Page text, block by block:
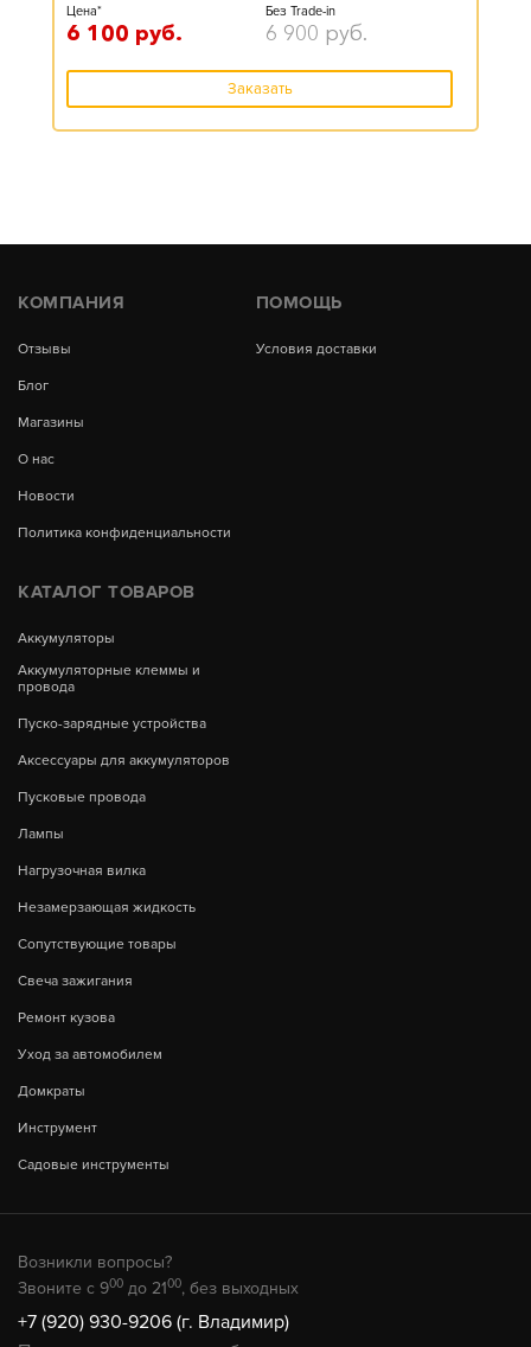
Цена*
6 100 руб.
Без Trade-in
6 900 руб.
Заказать
КОМПАНИЯ
Отзывы
Блог
Магазины
О нас
Новости
Политика конфиденциальности
ПОМОЩЬ
Условия доставки
КАТАЛОГ ТОВАРОВ
Аккумуляторы
Аккумуляторные клеммы и
провода
Пуско-зарядные устройства
Аксессуары для аккумуляторов
Пусковые провода
Лампы
Нагрузочная вилка
Незамерзающая жидкость
Сопутствующие товары
Свеча зажигания
Ремонт кузова
Уход за автомобилем
Домкраты
Инструмент
Садовые инструменты
Возникли вопросы?
Звоните с 900 до 2100, без выходных
+7 (920) 930-9206 (г. Владимир)